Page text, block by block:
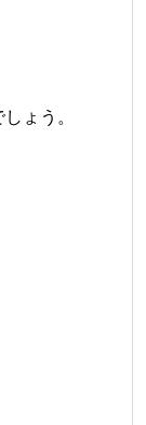
ょう。